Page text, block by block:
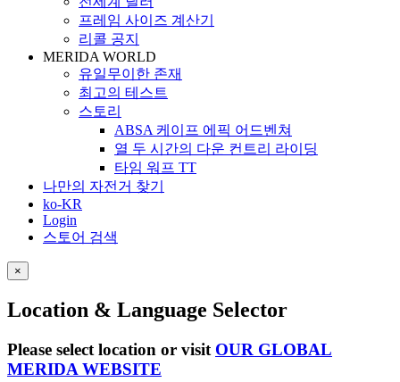
프레임 사이즈 계산기
리콜 공지
MERIDA WORLD
유일무이한 존재
최고의 테스트
스토리
ABSA 케이프 에픽 어드벤쳐
열 두 시간의 다운 컨트리 라이딩
타임 워프 TT
나만의 자전거 찾기
ko-KR
Login
스토어 검색
×
Location & Language Selector
Please select location or visit OUR GLOBAL
MERIDA WEBSITE